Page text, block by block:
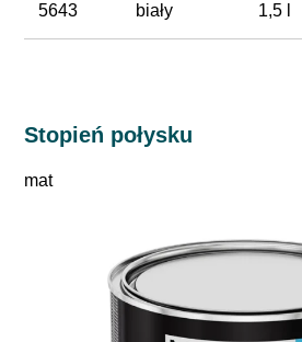
5643 biały 1,5 l
Stopień połysku
mat